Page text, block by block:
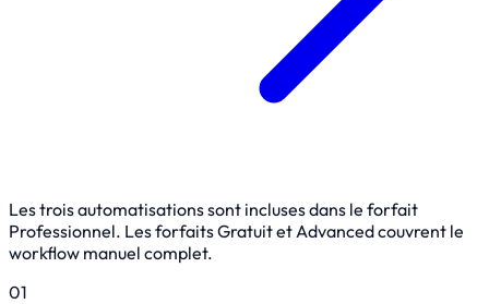
Les trois automatisations sont incluses dans le forfait
Professionnel. Les forfaits Gratuit et Advanced couvrent le
workflow manuel complet.
01